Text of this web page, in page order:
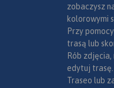
zobaczysz
kolorowymi
Przy
trasą lub
Rób
edytuj trasę.
Traseo lub